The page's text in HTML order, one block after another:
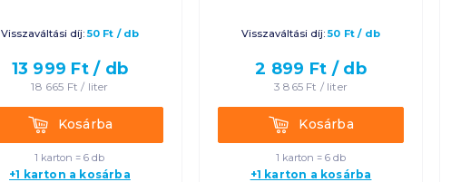
Visszaváltási díj: 50Ft / db
13 999 Ft / db
18 665 Ft / liter
KosárbaKosárba
1 karton = 6 db
+1 karton a kosárba
Visszaváltási díj: 50 Ft / db
2 899 Ft / db
3 865Ft / liter
KosárbaKosárba
1 karton = 6 db
+1 karton a kosárba